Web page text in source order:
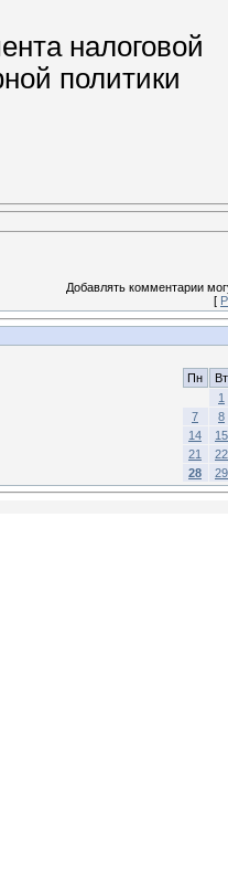
налоговой
политики
Добавлять комментарии
[
Пн
Вт
1
7
8
14
15
21
22
28
29